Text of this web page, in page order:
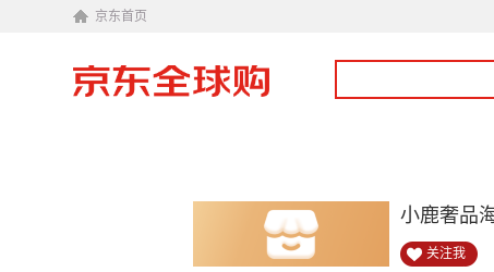
京东首页
小鹿奢品
关注我